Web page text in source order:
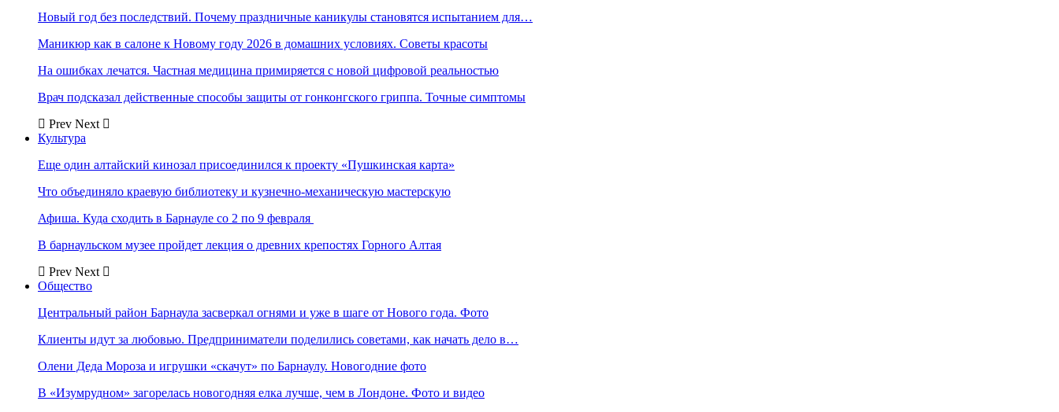
Новый год без последствий. Почему праздничные каникулы становятся испытанием для…
Маникюр как в салоне к Новому году 2026 в домашних условиях. Советы красоты
На ошибках лечатся. Частная медицина примиряется с новой цифровой реальностью
Врач подсказал действенные способы защиты от гонконгского гриппа. Точные симптомы
Prev Next
Культура
Еще один алтайский кинозал присоединился к проекту «Пушкинская карта»
Что объединяло краевую библиотеку и кузнечно-механическую мастерскую
Афиша. Куда сходить в Барнауле со 2 по 9 февраля
В барнаульском музее пройдет лекция о древних крепостях Горного Алтая
Prev Next
Общество
Центральный район Барнаула засверкал огнями и уже в шаге от Нового года. Фото
Клиенты идут за любовью. Предприниматели поделились советами, как начать дело в…
Олени Деда Мороза и игрушки «скачут» по Барнаулу. Новогодние фото
В «Изумрудном» загорелась новогодняя елка лучше, чем в Лондоне. Фото и видео